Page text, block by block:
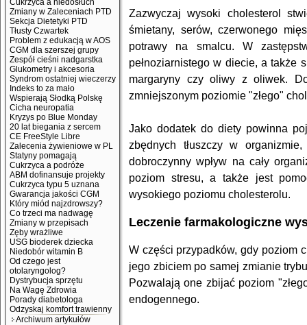
Cukrzyca a niedosłuch
Zmiany w Zaleceniach PTD
Sekcja Dietetyki PTD
Tłusty Czwartek
Problem z edukacją w AOS
CGM dla szerszej grupy
Zespół cieśni nadgarstka
Glukometry i akcesoria
Syndrom ostatniej wieczerzy
Indeks to za mało
Wspierają Słodką Polskę
Cicha neuropatia
Kryzys po Blue Monday
20 lat biegania z sercem
CE FreeStyle Libre
Zalecenia żywieniowe w PL
Statyny pomagają
Cukrzyca a podróże
ABM dofinansuje projekty
Cukrzyca typu 5 uznana
Gwarancja jakości CGM
Który miód najzdrowszy?
Co trzeci ma nadwagę
Zmiany w przepisach
Zęby wrażliwe
USG bioderek dziecka
Niedobór witamin B
Od czego jest
otolaryngolog?
Dystrybucja sprzętu
Na Wagę Zdrowia
Porady diabetologa
Odzyskaj komfort trawienny
Archiwum artykułów
Zazwyczaj wysoki cholesterol
śmietany, serów, czerwonego
potrawy na smalcu. W
pełnoziarnistego w diecie, a także
margaryny czy oliwy z oliwek.
zmniejszonym poziomie "złego"
Jako dodatek do diety powinna
zbędnych tłuszczy w
dobroczynny wpływ na cały
poziom stresu, a także jest
wysokiego poziomu cholesterolu.
Leczenie farmakologiczne
W części przypadków, gdy poziom
jego zbiciem po samej zmianie
Pozwalają one zbijać poziom
endogennego.